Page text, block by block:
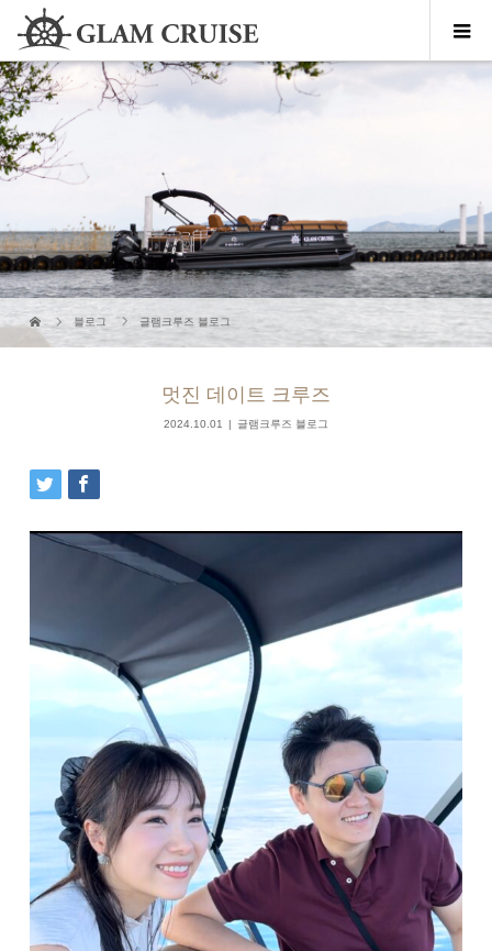
블로그 글램크루즈 블로그
멋진 데이트 크루즈
2024.10.01 글램크루즈 블로그